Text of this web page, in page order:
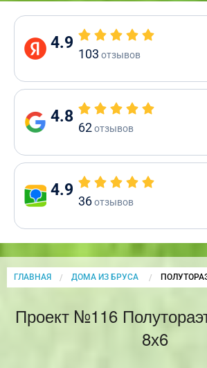
4.9
103 отзывов
4.8
62отзывов
4.9
36отзывов
ГЛАВНАЯ ДОМА ИЗ БРУСА CURRENT:
Проект №116
8х6